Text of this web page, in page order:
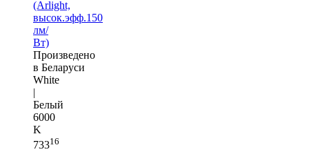
(Arlight,
высок.эфф.150
лм/
Вт)
Произведено
в Беларуси
White
|
Белый
6000
K
73316